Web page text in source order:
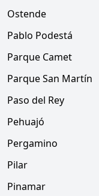
Ostende
Pablo Podestá
Parque Camet
Parque San Martín
Paso del Rey
Pehuajó
Pergamino
Pilar
Pinamar